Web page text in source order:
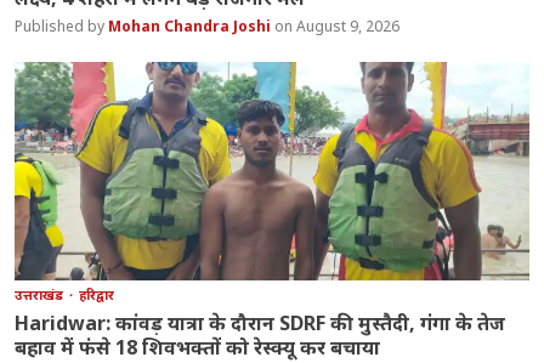
Mohan Chandra Joshi August 9, 2026
उत्तराखंड हरिद्वार
Haridwar: कांवड़ यात्रा के दौरान SDRF की मुस्तैदी, गंगा के तेज
बहाव में फंसे 18 शिवभक्तों को रेस्क्यू कर बचाया